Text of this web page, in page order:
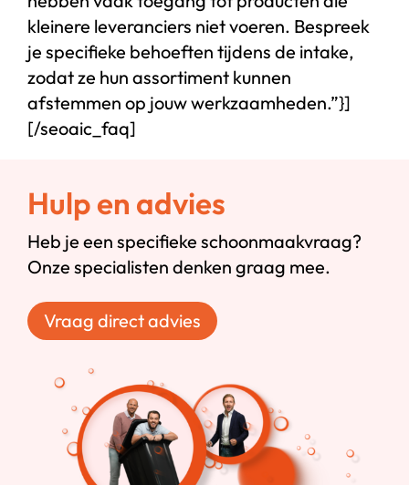
kleinere leveranciers niet voeren. Bespreek
je specifieke behoeften tijdens de intake,
zodat ze hun assortiment kunnen
afstemmen op jouw werkzaamheden.”}]
[/seoaic_faq]
Hulp en advies
Heb je een specifieke schoonmaakvraag?
Onze specialisten denken graag mee.
Vraag direct advies